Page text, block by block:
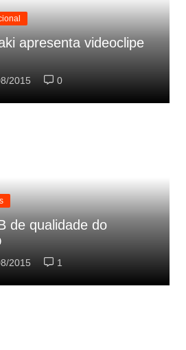
apresenta videoclipe
2015 0
de qualidade do
2015 1